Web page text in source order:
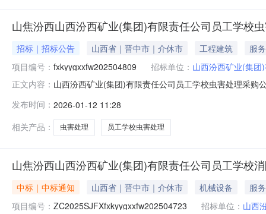
山焦汾西山西汾西矿业(集团)有限责任公司员工学校
招标｜招标公告 山西省｜晋中市｜介休市 工程建筑
服务
项目编号： fxkyygxxfw202504809 招标单位： 山西汾西矿业(集团
正文内容： 山西汾西矿业(集团)有限责任公司员工学校虫害处理采
校。1.3采购项目资金落实情况：已落实。1.4采购项目
蚊蝇等
发布时间： 2026-01-12 11:28
相关产品：
虫害处理 员工学校虫害处理
山焦汾西山西汾西矿业(集团)有限责任公司员工学校
中标｜中标通知 山西省｜晋中市｜介休市 机械设备
服务
项目编号： ZC2025SJFXfxkyygxxfw202504723 招标单位： 山西